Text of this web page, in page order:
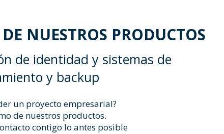
NUESTROS PRODUCTOS
de identidad y sistemas de
y backup
un proyecto empresarial?
de nuestros productos.
contigo lo antes posible